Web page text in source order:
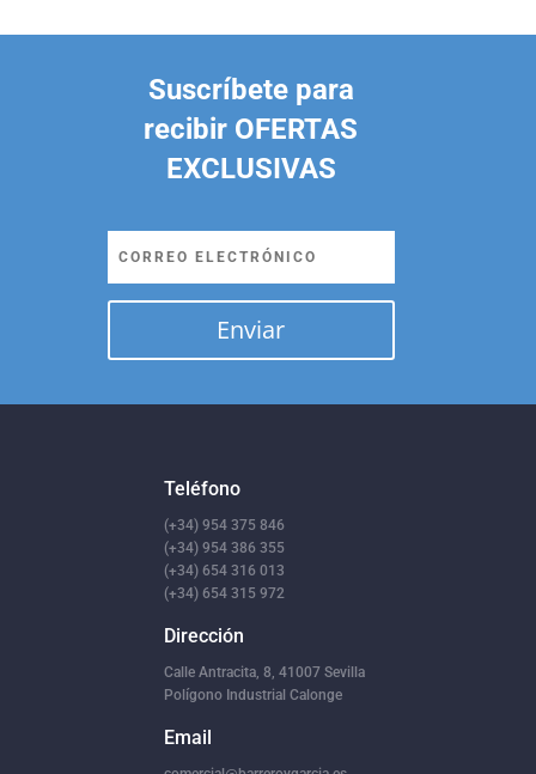
Suscríbete para
recibir OFERTAS
EXCLUSIVAS
Enviar
Teléfono
(+34) 954 375 846
(+34) 954 386 355
(+34) 654 316 013
(+34) 654 315 972
Dirección
Calle Antracita, 8, 41007 Sevilla
Polígono Industrial Calonge
Email